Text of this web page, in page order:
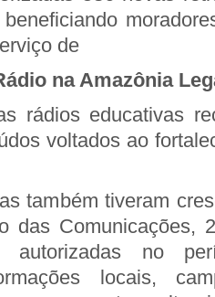
de
na Amazônia
rádios educativas
voltados ao
também tiveram
das Comunicações,
autorizadas no
locais,